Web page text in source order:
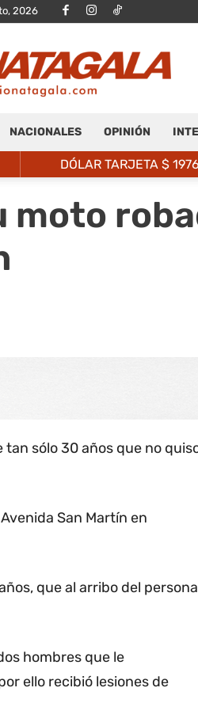
2026
NACIONALES OPINIÓN
DÓLAR TARJETA $
moto
sólo 30 años que no
San Martín en
que al arribo del
hombres que le
ello recibió lesiones de